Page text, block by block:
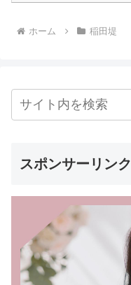
ホーム 稲田堤
スポンサーリンク